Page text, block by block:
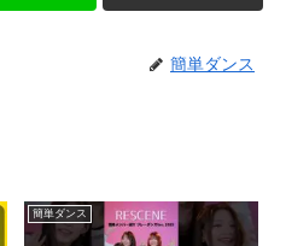
簡単ダンス
簡単ダンス